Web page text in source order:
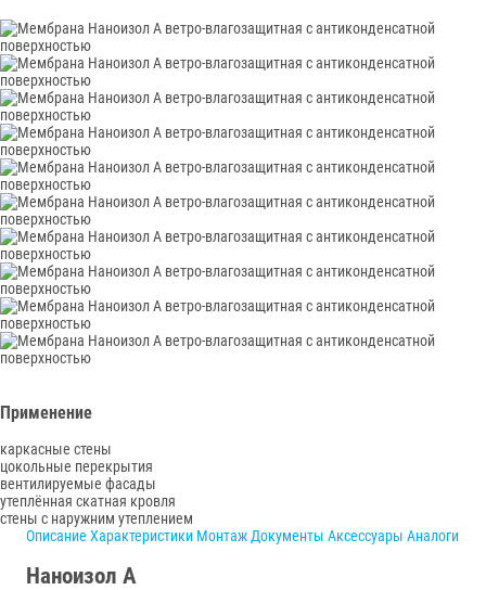
Применение
каркасные стены
цокольные перекрытия
вентилируемые фасады
утеплённая скатная кровля
стены с наружним утеплением
Описание Характеристики Монтаж Документы Аксессуары Аналоги
Наноизол А